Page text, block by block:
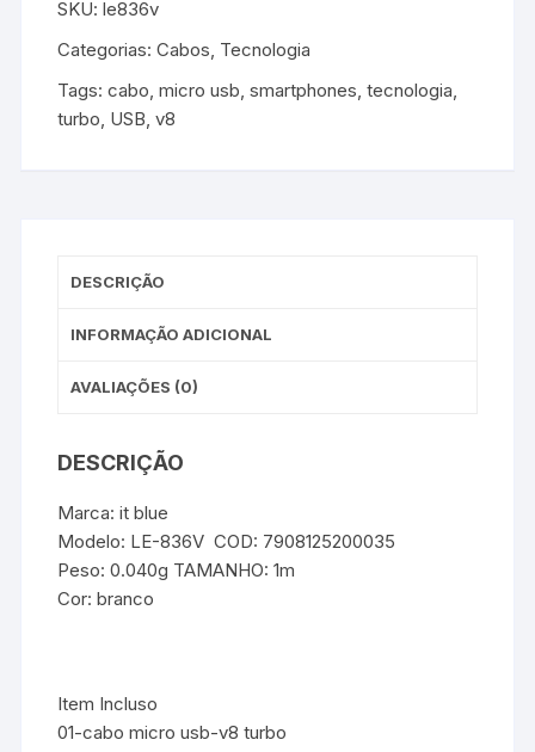
SKU:le836v
Categorias:Cabos, Tecnologia
Tags:cabo,micro usb,smartphones,tecnologia,
turbo, USB,v8
DESCRIÇÃO
INFORMAÇÃO ADICIONAL
AVALIAÇÕES (0)
DESCRIÇÃO
Marca: it blue
Modelo: LE-836V COD: 7908125200035
Peso: 0.040g TAMANHO: 1m
Cor: branco
Item Incluso
01-cabo micro usb-v8 turbo